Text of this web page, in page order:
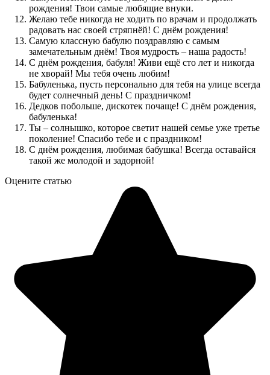
рождения! Твои самые любящие внуки.
Желаю тебе никогда не ходить по врачам и продолжать
радовать нас своей стряпнёй! С днём рождения!
Самую классную бабулю поздравляю с самым
замечательным днём! Твоя мудрость – наша радость!
С днём рождения, бабуля! Живи ещё сто лет и никогда
не хворай! Мы тебя очень любим!
Бабуленька, пусть персонально для тебя на улице всегда
будет солнечный день! С праздничком!
Дедков побольше, дискотек почаще! С днём рождения,
бабуленька!
Ты – солнышко, которое светит нашей семье уже третье
поколение! Спасибо тебе и с праздником!
С днём рождения, любимая бабушка! Всегда оставайся
такой же молодой и задорной!
Оцените статью